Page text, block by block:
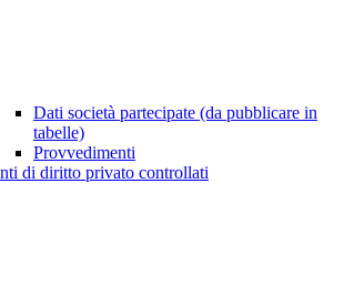
Dati società partecipate (da pubblicare in
tabelle)
Provvedimenti
di diritto privato controllati